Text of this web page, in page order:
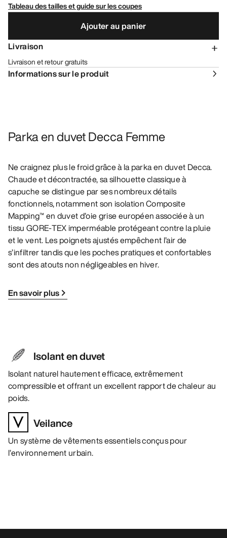
Tableau des tailles et guide sur les coupes
Ajouter au panier
Livraison
Livraison et retour gratuits
Informations sur le produit
Parka en duvet Decca Femme
Ne craignez plus le froid grâce à la parka en duvet Decca.
Chaude et décontractée, sa silhouette classique à
capuche se distingue par ses nombreux détails
fonctionnels, notamment son isolation Composite
Mapping™ en duvet d’oie grise européen associée à un
tissu GORE-TEX imperméable protégeant contre la pluie
et le vent. Les poignets ajustés empêchent l’air de
s’infiltrer tandis que les poches pratiques et confortables
sont des atouts non négligeables en hiver.
En savoir plus
Isolant en duvet
Isolant naturel hautement efficace, extrêmement
compressible et offrant un excellent rapport de chaleur au
poids.
Veilance
Un système de vêtements essentiels conçus pour
l’environnement urbain.